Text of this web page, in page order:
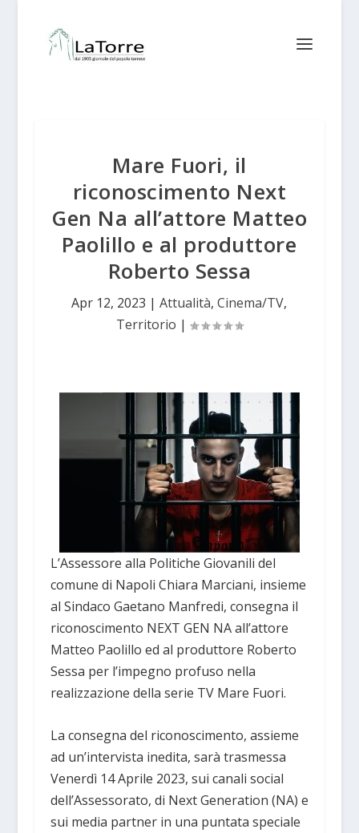
Mare Fuori, il
riconoscimento Next
Gen Na all’attore Matteo
Paolillo e al produttore
Roberto Sessa
Apr 12, 2023 |Attualità,Cinema/TV,
Territorio |
L’Assessore alla Politiche Giovanili del
comune di Napoli Chiara Marciani, insieme
al Sindaco Gaetano Manfredi, consegna il
riconoscimento NEXT GEN NA all’attore
Matteo Paolillo ed al produttore Roberto
Sessa per l’impegno profuso nella
realizzazione della serie TV Mare Fuori.
La consegna del riconoscimento, assieme
ad un’intervista inedita, sarà trasmessa
Venerdì 14 Aprile 2023, sui canali social
dell’Assessorato, di Next Generation (NA) e
sui media partner in una puntata speciale